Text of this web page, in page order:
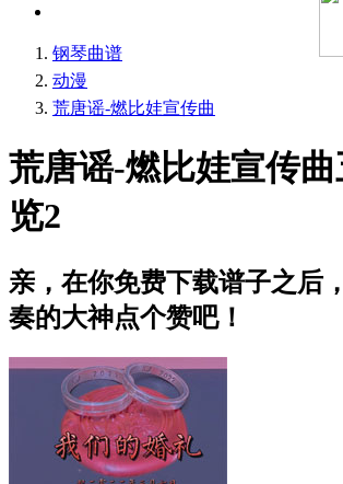
钢琴曲谱
动漫
荒唐谣-燃比娃宣传曲
荒唐谣-燃比娃宣传
览2
亲，在你免费下载谱子之后
奏的大神点个赞吧！